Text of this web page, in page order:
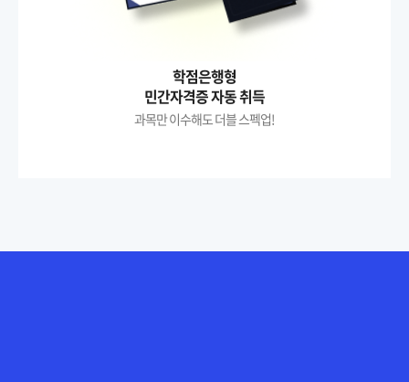
학점은행형
민간자격증 자동 취득
과목만 이수해도 더블 스펙업!